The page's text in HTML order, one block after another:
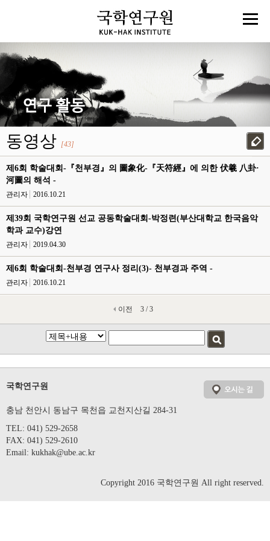
동영상 [43]
제6회 학술대회-『천부경』의 圖象化-『天符經』에 의한 伏羲 八卦·
河圖의 해석 -
관리자 2016.10.21
제39회 국학연구원 선교 공동학술대회-박정련(부산대학교 한국음악
학과 교수)강연
관리자 2019.04.30
제6회 학술대회-천부경 연구사 정리(3)- 천부경과 주역 -
관리자 2016.10.21
이전 3 / 3
국학연구원
충남 천안시 동남구 목천읍 교천지산길 284-31
TEL: 041) 529-2658
FAX: 041) 529-2610
Email: kukhak@ube.ac.kr
Copyright 2016 국학연구원 All right reserved.